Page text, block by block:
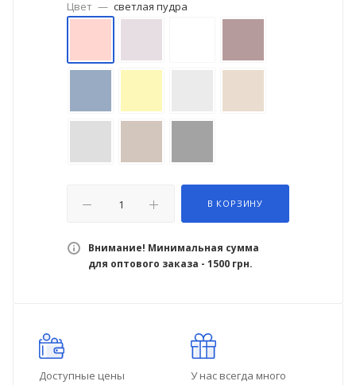
Цвет — светлая пудра
В КОРЗИНУ
Внимание! Минимальная сумма
для оптового заказа - 1500 грн.
Доступные цены
У нас всегда много